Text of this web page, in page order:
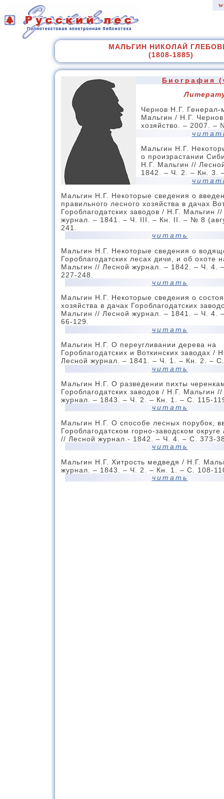
МАЛЬГИН НИКОЛАЙ
(1808-1885)
Биография
Чернов Н.Г.
Мальгин / Н.Г.
хозяйство. – 2007.
Мальгин Н.Г.
о произрастании
Н.Г. Мальгин //
1842. – Ч. 2. – Кн. 3.
Мальгин Н.Г. Некоторые сведения о
правильного лесного хозяйства в дачах
Гороблагодатских заводов / Н.Г. Мальгин
журнал. – 1841. – Ч. III. – Кн. II. – № 8
241.
читать
Мальгин Н.Г. Некоторые сведения о
Гороблагодатских лесах дичи, и об охоте
Мальгин // Лесной журнал. – 1842. – Ч. 4.
227-248.
читать
Мальгин Н.Г. Некоторые сведения о
хозяйства в дачах Гороблагодатских
Мальгин // Лесной журнал. – 1841. – Ч. 4.
66-129.
читать
Мальгин Н.Г. О переугливании дерева на
Гороблагодатских и Воткинских заводах /
Лесной журнал. – 1841. – Ч. 1. – Кн. 2. –
читать
Мальгин Н.Г. О разведении пихты
Гороблагодатских заводов / Н.Г. Мальгин
журнал. – 1843. – Ч. 2. – Кн. 1. – С. 115-
читать
Мальгин Н.Г. О способе лесных порубок,
Гороблагодатском горно-заводском
// Лесной журнал.- 1842. – Ч. 4. – С. 373-
читать
Мальгин Н.Г. Хитрость медведя / Н.Г.
журнал. – 1843. – Ч. 2. – Кн. 1. – С. 108-
читать